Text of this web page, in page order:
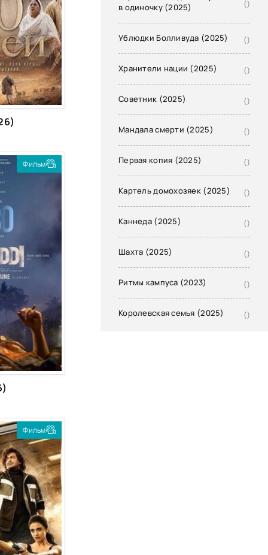
Фильм
Фильм
в одиночку (2025)
()
Ублюдки Болливуда (2025) ()
Хранители нации (2025) ()
Советник (2025) ()
Мандала смерти (2025) ()
Первая копия (2025) ()
Картель домохозяек (2025) ()
Каннеда (2025) ()
Шахта (2025) ()
Ритмы кампуса (2023) ()
Королевская семья (2025) ()